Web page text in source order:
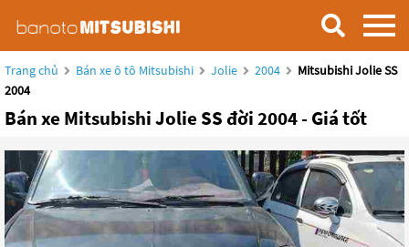
Trang chủ Bán xe ô tô Mitsubishi Jolie 2004
Mitsubishi Jolie SS
2004
Bán xe Mitsubishi Jolie SS đời 2004 - Giá tốt